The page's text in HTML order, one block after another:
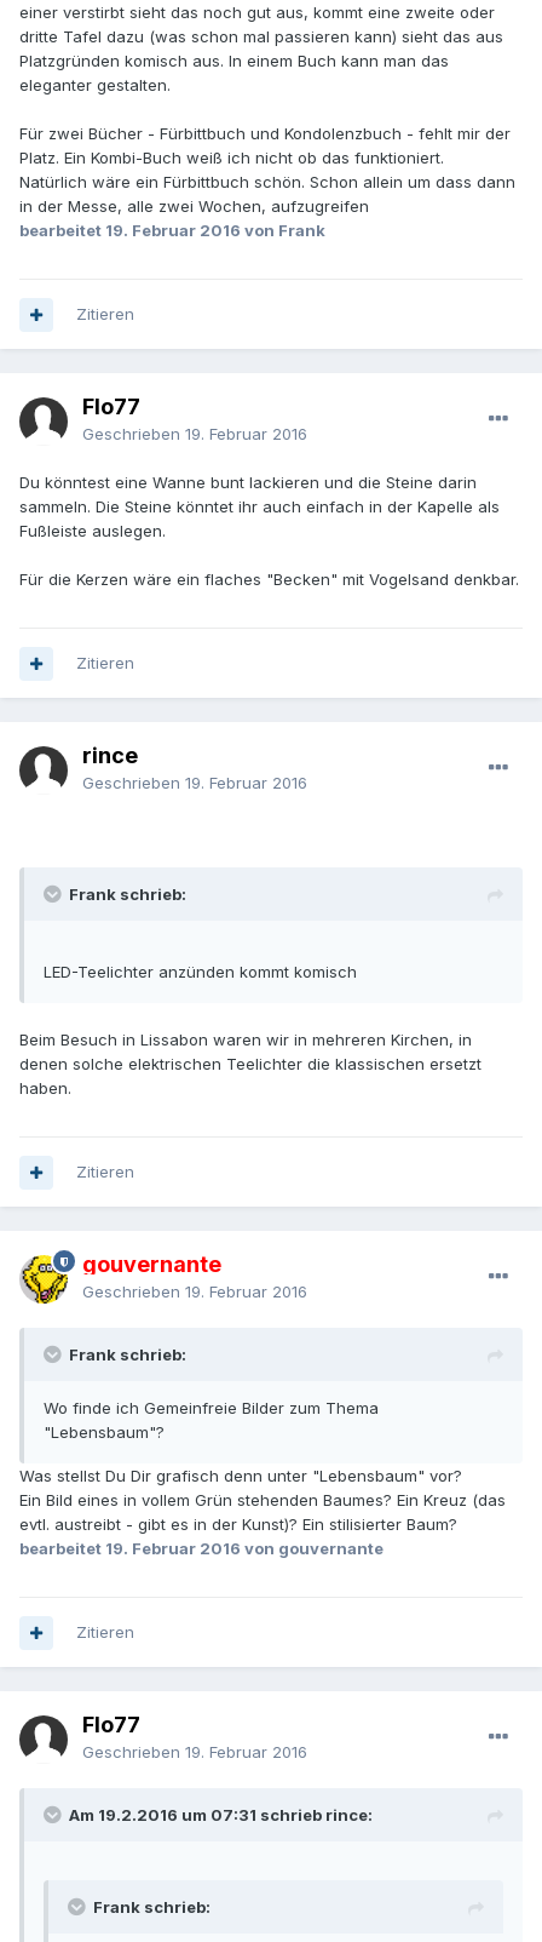
einer verstirbt sieht das noch gut aus, kommt eine zweite oder
dritte Tafel dazu (was schon mal passieren kann) sieht das aus
Platzgründen komisch aus. In einem Buch kann man das
eleganter gestalten.
Für zwei Bücher - Fürbittbuch und Kondolenzbuch - fehlt mir der
Platz. Ein Kombi-Buch weiß ich nicht ob das funktioniert.
Natürlich wäre ein Fürbittbuch schön. Schon allein um dass dann
in der Messe, alle zwei Wochen, aufzugreifen
bearbeitet 19. Februar 2016 von Frank
Zitieren
Flo77
Geschrieben 19. Februar 2016
Du könntest eine Wanne bunt lackieren und die Steine darin
sammeln. Die Steine könntet ihr auch einfach in der Kapelle als
Fußleiste auslegen.
Für die Kerzen wäre ein flaches "Becken" mit Vogelsand denkbar.
Zitieren
rince
Geschrieben 19. Februar 2016
Frank schrieb:
LED-Teelichter anzünden kommt komisch
Beim Besuch in Lissabon waren wir in mehreren Kirchen, in
denen solche elektrischen Teelichter die klassischen ersetzt
haben.
Zitieren
gouvernante
Geschrieben 19. Februar 2016
Frank schrieb:
Wo finde ich Gemeinfreie Bilder zum Thema
"Lebensbaum"?
Was stellst Du Dir grafisch denn unter "Lebensbaum" vor?
Ein Bild eines in vollem Grün stehenden Baumes? Ein Kreuz (das
evtl. austreibt - gibt es in der Kunst)? Ein stilisierter Baum?
bearbeitet 19. Februar 2016 von gouvernante
Zitieren
Flo77
Geschrieben 19. Februar 2016
Am 19.2.2016 um 07:31 schrieb rince:
Frank schrieb: